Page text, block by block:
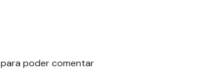
para poder comentar